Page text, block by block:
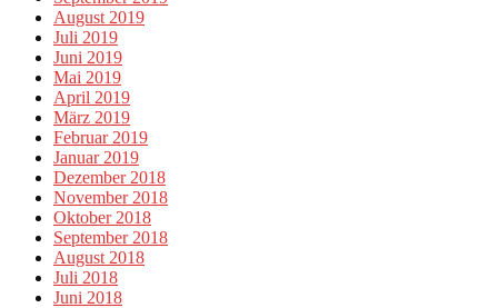
August 2019
Juli 2019
Juni 2019
Mai 2019
April 2019
März 2019
Februar 2019
Januar 2019
Dezember 2018
November 2018
Oktober 2018
September 2018
August 2018
Juli 2018
Juni 2018